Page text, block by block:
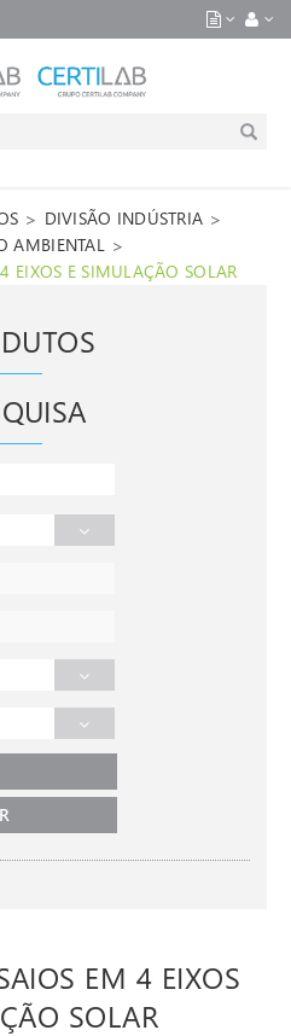
> DIVISÃO INDÚSTRIA >
AMBIENTAL >
EIXOS E SIMULAÇÃO SOLAR
EM 4 EIXOS
SOLAR